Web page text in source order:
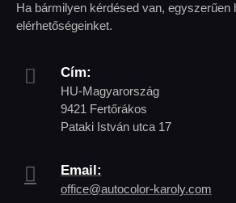
Ha bármilyen kérdésed van, egyszerűen
elérhetőségeinket.
Cím:
HU-Magyarország
9421 Fertőrákos
Pataki István utca 17
Email:
office@autocolor-karoly.com